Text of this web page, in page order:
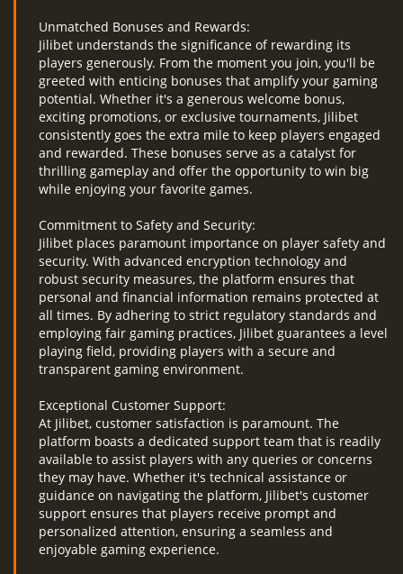
Unmatched Bonuses and Rewards:
Jilibet understands the significance of rewarding its
players generously. From the moment you join, you'll be
greeted with enticing bonuses that amplify your gaming
potential. Whether it's a generous welcome bonus,
exciting promotions, or exclusive tournaments, Jilibet
consistently goes the extra mile to keep players engaged
and rewarded. These bonuses serve as a catalyst for
thrilling gameplay and offer the opportunity to win big
while enjoying your favorite games.
Commitment to Safety and Security:
Jilibet places paramount importance on player safety and
security. With advanced encryption technology and
robust security measures, the platform ensures that
personal and financial information remains protected at
all times. By adhering to strict regulatory standards and
employing fair gaming practices, Jilibet guarantees a level
playing field, providing players with a secure and
transparent gaming environment.
Exceptional Customer Support:
At Jilibet, customer satisfaction is paramount. The
platform boasts a dedicated support team that is readily
available to assist players with any queries or concerns
they may have. Whether it's technical assistance or
guidance on navigating the platform, Jilibet's customer
support ensures that players receive prompt and
personalized attention, ensuring a seamless and
enjoyable gaming experience.